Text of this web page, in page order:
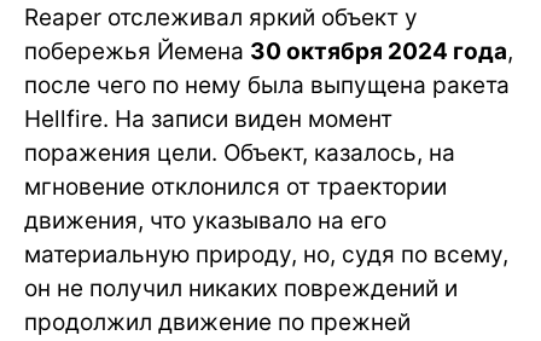
Reaper отслеживал яркий объект у
побережья Йемена 30 октября 2024 года,
после чего по нему была выпущена ракета
Hellfire. На записи виден момент
поражения цели. Объект, казалось, на
мгновение отклонился от траектории
движения, что указывало на его
материальную природу, но, судя по всему,
он не получил никаких повреждений и
продолжил движение по прежней